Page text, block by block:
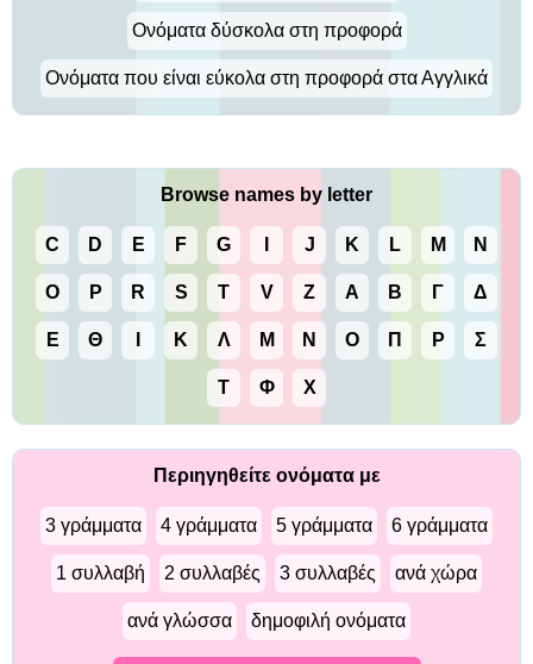
Ονόματα δύσκολα στη προφορά
Ονόματα που είναι εύκολα στη προφορά στα Αγγλικά
Browse names by letter
C D E F G J K L M N
O P R S T V Z Α Β Γ Δ
Ε Θ Κ Λ Μ Ν Ο Π Ρ Σ
Τ Φ Χ
Περιηγηθείτε ονόματα με
3 γράμματα 4 γράμματα 5 γράμματα 6 γράμματα
1 συλλαβή 2 συλλαβές 3 συλλαβές ανά χώρα
ανά γλώσσα δημοφιλή ονόματα